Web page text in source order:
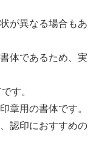
が異なる場合もあ
体であるため、実
す。
章用の書体です。
認印におすすめの